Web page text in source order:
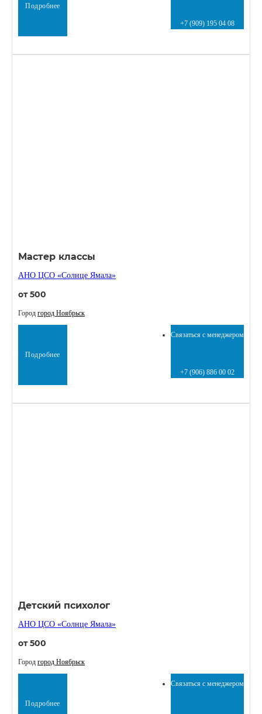
Подробнее
+7 (909) 195 04 08
Мастер классы
АНО ЦСО «Солнце Ямала»
от 500
Город город Ноябрьск
Подробнее
Связаться с менеджером
+7 (906) 886 00 02
Детский психолог
АНО ЦСО «Солнце Ямала»
от 500
Город город Ноябрьск
Подробнее
Связаться с менеджером